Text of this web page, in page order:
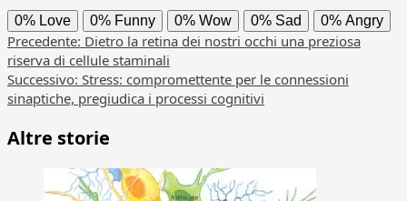
0% Love 0% Funny 0% Wow 0% Sad 0% Angry
Navigazione
articolo
Precedente: Dietro la retina dei nostri occhi una preziosa
riserva di cellule staminali
Successivo: Stress: compromettente per le connessioni
sinaptiche, pregiudica i processi cognitivi
Altre storie